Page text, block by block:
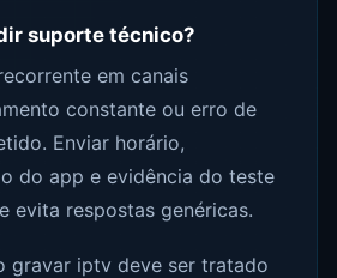
suporte técnico?
em canais
constante ou erro de
Enviar horário,
do app e evidência do teste
evita respostas genéricas.
gravar iptv deve ser tratado